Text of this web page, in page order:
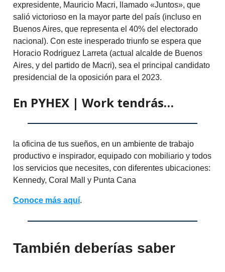
expresidente, Mauricio Macri, llamado «Juntos», que
salió victorioso en la mayor parte del país (incluso en
Buenos Aires, que representa el 40% del electorado
nacional). Con este inesperado triunfo se espera que
Horacio Rodriguez Larreta (actual alcalde de Buenos
Aires, y del partido de Macri), sea el principal candidato
presidencial de la oposición para el 2023.
En PYHEX | Work tendrás…
la oficina de tus sueños, en un ambiente de trabajo
productivo e inspirador, equipado con mobiliario y todos
los servicios que necesites, con diferentes ubicaciones:
Kennedy, Coral Mall y Punta Cana
Conoce más aquí.
También deberías saber